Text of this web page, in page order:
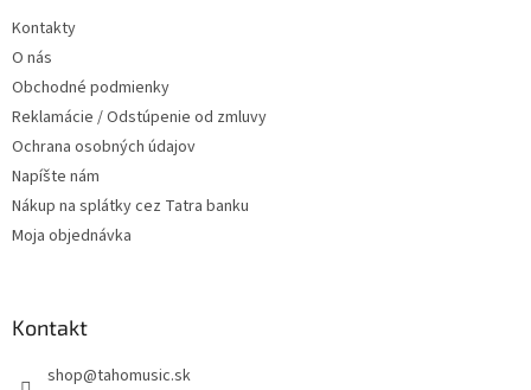
Kontakty
O nás
Obchodné podmienky
Reklamácie / Odstúpenie od zmluvy
Ochrana osobných údajov
Napíšte nám
Nákup na splátky cez Tatra banku
Moja objednávka
Kontakt
shop@tahomusic.sk